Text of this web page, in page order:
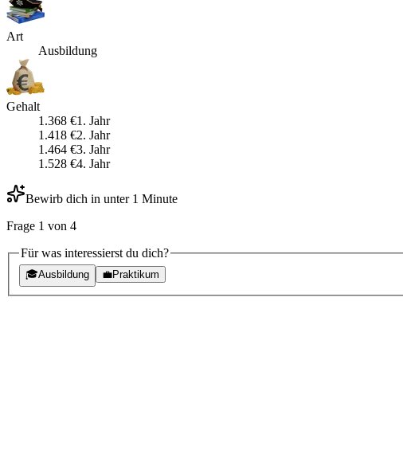
Art
Ausbildung
Gehalt
1.368 €1 . Jahr
1.418 €2. Jahr
1.464 €3. Jahr
1.528 €4. Jahr
Bewirb dich in unter 1 Minute
Frage 1 von 4
Für was interessierst du dich?
🎓Ausbildung 💼Praktikum